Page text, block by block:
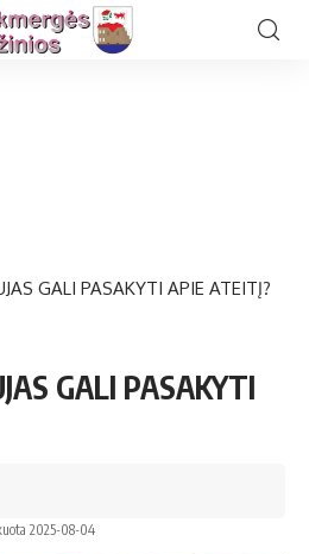
GALI PASAKYTI APIE ATEITĮ?
GALI PASAKYTI
2025-08-04